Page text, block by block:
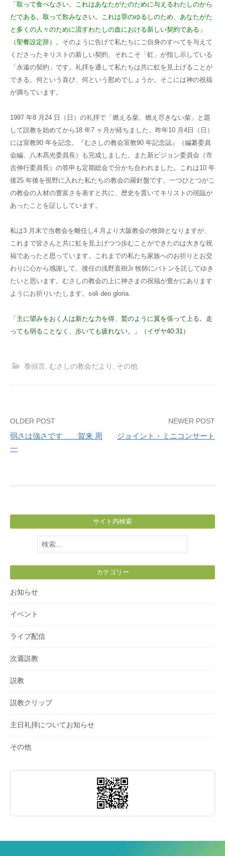
「取って食べなさい。これはあなたがたのために与えるわたしのから
だである。取って飮みなさい。これは罪のゆるしのため、あなたがた
と多くの人々のために流すわたしの血における新しい契約である」
（聖餐設定辞） 。そのように告げて私たちにご自身のすべてを与えて
くださったキリストの新しい契約、それこそ「虹」が指し示している
「永遠の契約」です。礼拝を通して私たちは共に虹を見上げることが
できる。何という喜び、何という慰めでしょうか。そこには神の祝福
が満ちています。
1997 年8 月24 日（日）の礼拝で「燃える柴、燃え尽きない柴」と題
して説教を始めてから18 年7 ヶ月が経ちました。昨年10 月4日（日）
には宣教90 年を記念。『むさしの教会宣教90 年記念誌』（編纂委員
会編、八木髙光委員長）も完成しました。また新ビジョン委員会（市
吉伸行委員長）の答申も定期総会で分かち合われました。これは10 年
後25 年後を視野に入れた私たちの教会の羅針盤です。一つひとつがこ
の教会の人材の豊富さを表すと共に、歴史を貫いてキリストの現臨が
あったことを証ししています。
私は3 月末で当教会を離任し4 月より大阪教会の牧師となりますが、
これまで皆さんと共に虹を見上げつつ歩むことができたのは大きな祝
福であったと思っています。これまでの私たち家族へのお祈りとお交
わりに心から感謝して、後任の浅野直樹Jr 牧師にバトンを託してゆき
たいと思います。むさしの教会の上に神さまの祝福が豊かにあります
ようにお祈りいたします。soli deo gloria.
「主に望みをおく人は新たな力を得、鷲のように翼を張って上る。走
っても弱ることなく、歩いても疲れない。」（イザヤ40:31）
巻頭言 むさしの教会だより その他
Post
navigation
OLDER POST
弱さは強さです 賀来 周
一
NEWER POST
ジョイント・ミニコンサート
サイト内検索
検
索:
カテゴリー
お知らせ
イベント
ライブ配信
次週説教
説教
説教クリップ
主日礼拝についてお知らせ
その他